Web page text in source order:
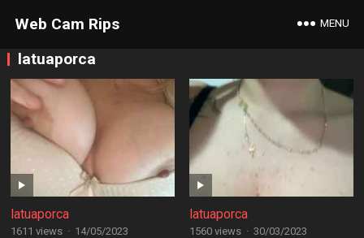
Web Cam Rips MENU
latuaporca
latuaporca
1611 views · 14/05/2023
latuaporca
1560 views · 30/03/2023